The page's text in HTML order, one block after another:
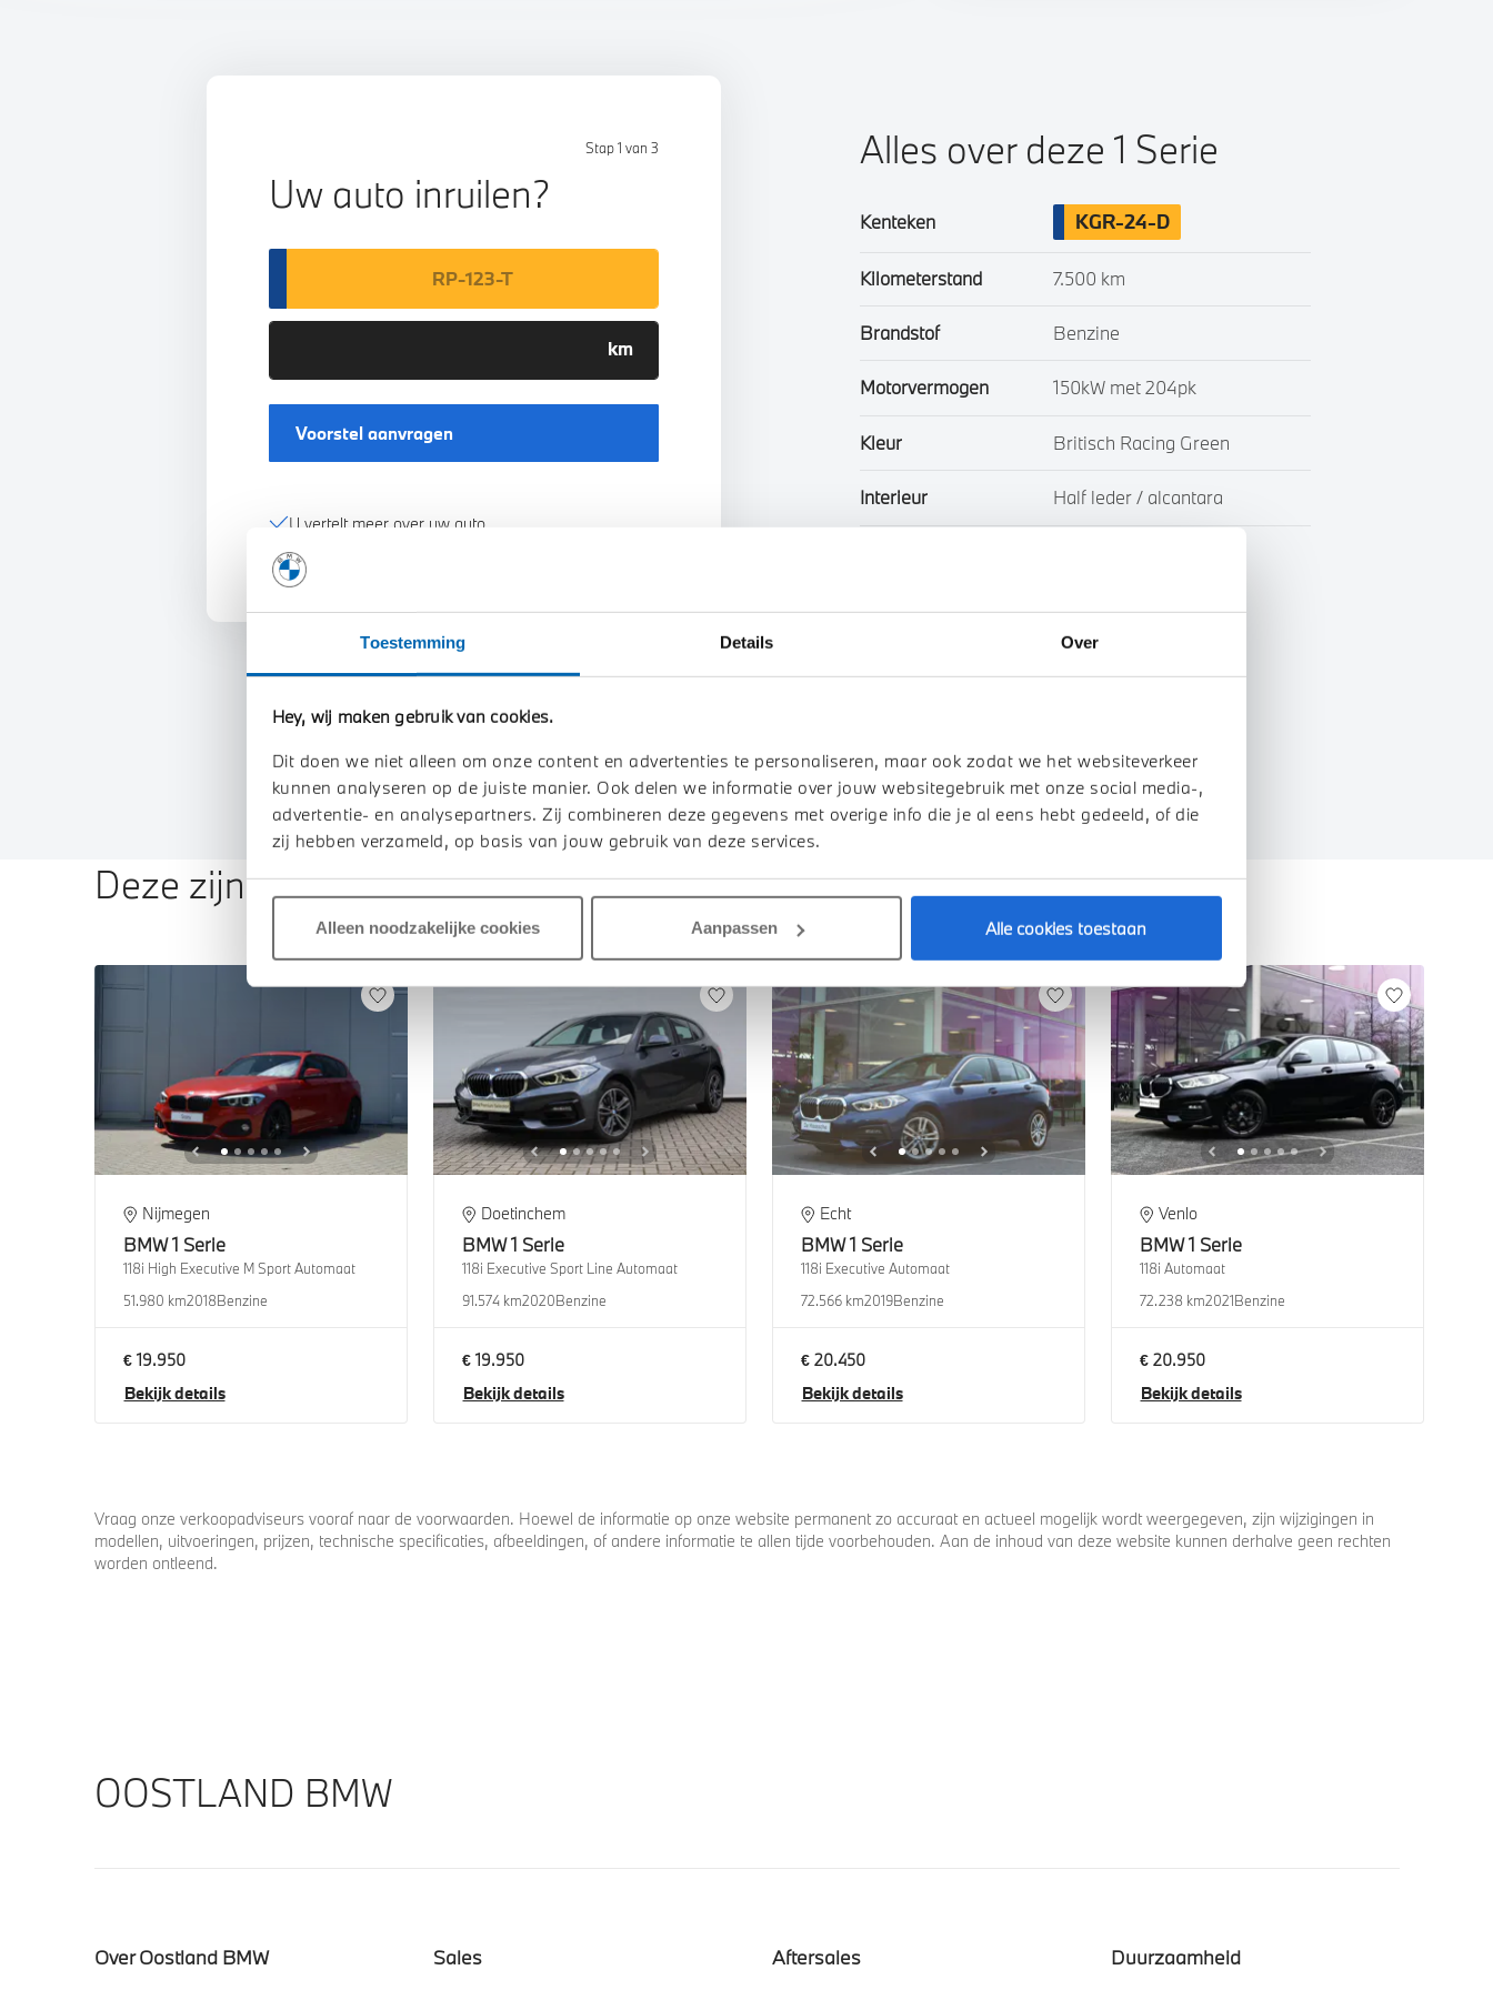
Toestemming Details Over
Hey, wij maken gebruik van cookies.
Dit doen we niet alleen om onze content en advertenties te personaliseren, maar ook zodat we het websiteverkeer
kunnen analyseren op de juiste manier. Ook delen we informatie over jouw websitegebruik met onze social media-,
advertentie- en analysepartners. Zij combineren deze gegevens met overige info die je al eens hebt gedeeld, of die
zij hebben verzameld, op basis van jouw gebruik van deze services.
Alleen noodzakelijke cookies Aanpassen Alle cookies toestaan
Stap 1 van 3
Uw auto inruilen?
Voorstel aanvragen
U vertelt meer over uw auto
We verrekenen de waarde van uw auto
Alles over deze 1 Serie
Kenteken KGR-24-D
Kilometerstand 7.500 km
Brandstof Benzine
Motorvermogen 150kW met 204pk
Kleur Britisch Racing Green
Interieur Half leder / alcantara
Toon alle eigenschappen
Deze zijn vergelijkbaar
Nijmegen
BMW 1 Serie
118i High Executive M Sport Automaat
51.980 km2018Benzine
€ 19.950
Bekijk details
Doetinchem
BMW 1 Serie
118i Executive Sport Line Automaat
91.574 km2020Benzine
€ 19.950
Bekijk details
Echt
BMW 1 Serie
118i Executive Automaat
72.566 km2019Benzine
€ 20.450
Bekijk details
Venlo
BMW 1 Serie
118i Automaat
72.238 km2021Benzine
€ 20.950
Bekijk details
Vraag onze verkoopadviseurs vooraf naar de voorwaarden. Hoewel de informatie op onze website permanent zo accuraat en actueel mogelijk wordt weergegeven, zijn wijzigingen in
modellen, uitvoeringen, prijzen, technische specificaties, afbeeldingen, of andere informatie te allen tijde voorbehouden. Aan de inhoud van deze website kunnen derhalve geen rechten
worden ontleend.
OOSTLAND BMW
Over Oostland BMW Sales Aftersales Duurzaamheid